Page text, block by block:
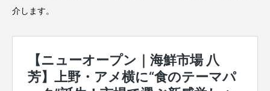
介します。